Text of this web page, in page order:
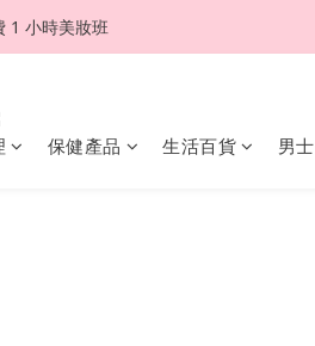
1 小時美妝班
保健產品 生活百貨 男士